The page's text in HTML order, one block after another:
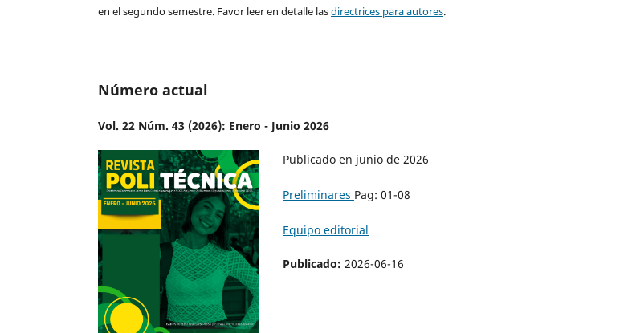
en el segundo semestre. Favor leer en detalle lasdirectrices para autores.
Número actual
Vol. 22 Núm. 43 (2026): Enero - Junio 2026
Publicado en junio de 2026
Preliminares Pag: 01-08
Equipo editorial
Publicado: 2026-06-16